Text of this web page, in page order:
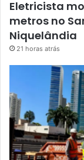
Eletricista
metros no
Niquelândia
21 horas atrás